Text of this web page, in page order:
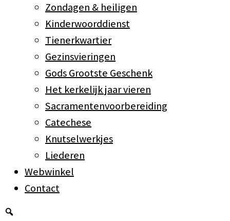
Zondagen & heiligen
Kinderwoorddienst
Tienerkwartier
Gezinsvieringen
Gods Grootste Geschenk
Het kerkelijk jaar vieren
Sacramentenvoorbereiding
Catechese
Knutselwerkjes
Liederen
Webwinkel
Contact